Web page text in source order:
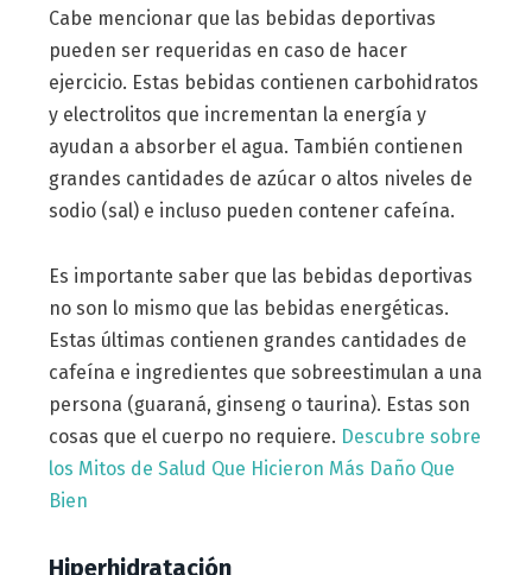
Cabe mencionar que las bebidas deportivas
pueden ser requeridas en caso de hacer
ejercicio. Estas bebidas contienen carbohidratos
y electrolitos que incrementan la energía y
ayudan a absorber el agua. También contienen
grandes cantidades de azúcar o altos niveles de
sodio (sal) e incluso pueden contener cafeína.
Es importante saber que las bebidas deportivas
no son lo mismo que las bebidas energéticas.
Estas últimas contienen grandes cantidades de
cafeína e ingredientes que sobreestimulan a una
persona (guaraná, ginseng o taurina). Estas son
cosas que el cuerpo no requiere. Descubre sobre
los Mitos de Salud Que Hicieron Más Daño Que
Bien
Hiperhidratación